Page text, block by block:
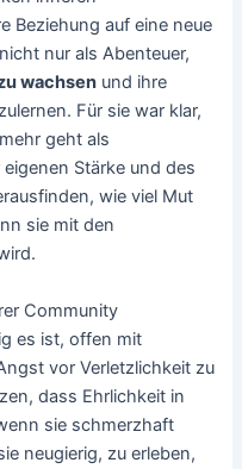
Beziehung auf eine neue
nur als Abenteuer,
wachsen und ihre
Für sie war klar,
geht als
Stärke und des
wie viel Mut
sie mit den
Community
es ist, offen mit
vor Verletzlichkeit zu
dass Ehrlichkeit in
sie schmerzhaft
neugierig, zu erleben,